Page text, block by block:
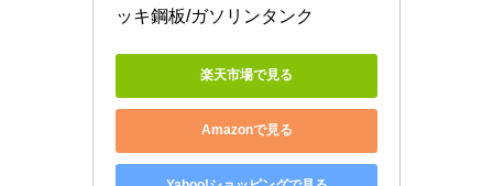
ッキ鋼板/ガソリンタンク
楽天市場で見る
Amazonで見る